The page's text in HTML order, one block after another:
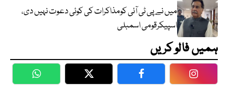
میں نے پی ٹی آئی کومذاکرات کی کوئی دعوت نہیں دی،
اسپیکرقومی اسمبلی
ہمیں فالو کریں
WhatsApp Twitter Facebook